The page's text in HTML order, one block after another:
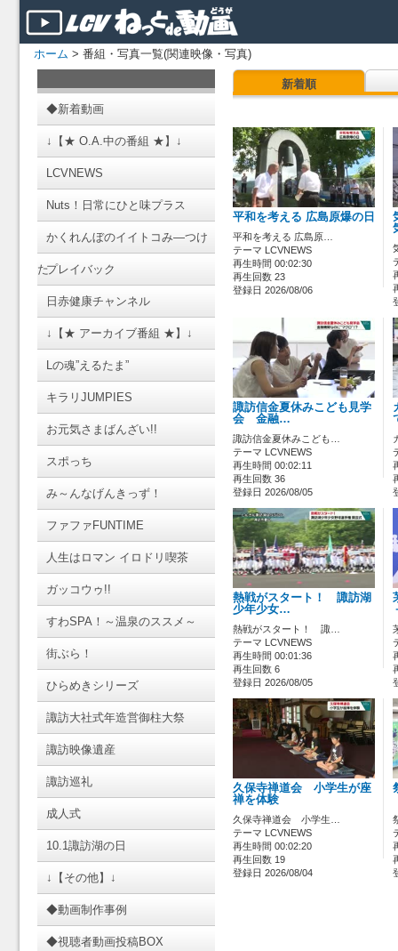
ホーム > 番組・写真一覧(関連映像・写真)
◆新着動画
↓【★ O.A.中の番組 ★】↓
LCVNEWS
Nuts！日常にひと味プラス
かくれんぼのイイトコみ―つけ
たプレイバック
日赤健康チャンネル
↓【★ アーカイブ番組 ★】↓
Lの魂”えるたま”
キラリJUMPIES
お元気さまばんざい!!
スポっち
み～んなげんきっず！
ファファFUNTIME
人生はロマン イロドリ喫茶
ガッコウゥ!!
すわSPA！～温泉のススメ～
街ぶら！
ひらめきシリーズ
諏訪大社式年造営御柱大祭
諏訪映像遺産
諏訪巡礼
成人式
10.1諏訪湖の日
↓【その他】↓
◆動画制作事例
◆視聴者動画投稿BOX
新着順
平和を考える 広島原爆の日
平和を考える 広島原…
テーマ LCVNEWS
再生時間 00:02:30
再生回数 23
登録日 2026/08/06
諏訪信金夏休みこども見学
会 金融…
諏訪信金夏休みこども…
テーマ LCVNEWS
再生時間 00:02:11
再生回数 36
登録日 2026/08/05
熱戦がスタート！ 諏訪湖
少年少女…
熱戦がスタート！ 諏…
テーマ LCVNEWS
再生時間 00:01:36
再生回数 6
登録日 2026/08/05
久保寺禅道会 小学生が座
禅を体験
久保寺禅道会 小学生…
テーマ LCVNEWS
再生時間 00:02:20
再生回数 19
登録日 2026/08/04